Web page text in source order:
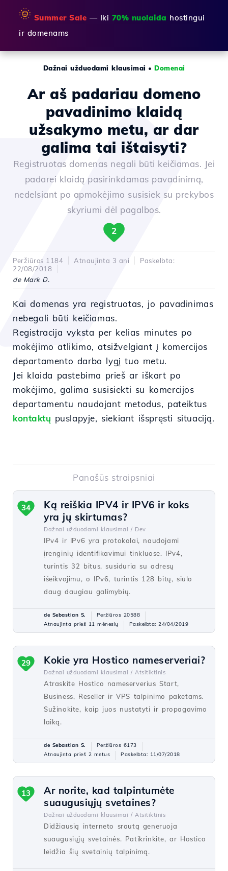
🌞 Summer Sale — Iki 70% nuolaida hostingui
ir domenams
Dažnai užduodami klausimai • Domenai
Ar aš padariau domeno
pavadinimo klaidą
užsakymo metu, ar dar
galima tai ištaisyti?
Registruotas domenas negali būti keičiamas. Jei
padarei klaidą pasirinkdamas pavadinimą,
nedelsiant po apmokėjimo susisiek su prekybos
skyriumi dėl pagalbos.
2
Peržiūros 1184 Atnaujinta 3 ani
Paskelbta:
22/08/2018
de Mark D.
Kai domenas yra registruotas, jo pavadinimas
nebegali būti keičiamas.
Registracija vyksta per kelias minutes po
mokėjimo atlikimo, atsižvelgiant į komercijos
departamento darbo lygį tuo metu.
Jei klaida pastebima prieš ar iškart po
mokėjimo, galima susisiekti su komercijos
departamentu naudojant metodus, pateiktus
kontaktų puslapyje, siekiant išspręsti situaciją.
Panašūs straipsniai
Ką reiškia IPV4 ir IPV6 ir koks
yra jų skirtumas?
Dažnai užduodami klausimai / Dev
IPv4 ir IPv6 yra protokolai, naudojami
įrenginių identifikavimui tinkluose. IPv4,
turintis 32 bitus, susiduria su adresų
išeikvojimu, o IPv6, turintis 128 bitų, siūlo
daug daugiau galimybių.
34
de Sebastian S.
Peržiūros 20588
Atnaujinta prieš 11 mėnesių
Paskelbta: 24/04/2019
Kokie yra Hostico nameserveriai?
Dažnai užduodami klausimai / Atsitiktinis
Atraskite Hostico nameserverius Start,
Business, Reseller ir VPS talpinimo paketams.
Sužinokite, kaip juos nustatyti ir propagavimo
laiką.
29
de Sebastian S.
Peržiūros 6173
Atnaujinta prieš 2 metus
Paskelbta: 11/07/2018
Ar norite, kad talpintumėte
suaugusiųjų svetaines?
Dažnai užduodami klausimai / Atsitiktinis
Didžiausią interneto srautą generuoja
suaugusiųjų svetainės. Patikrinkite, ar Hostico
leidžia šių svetainių talpinimą.
13